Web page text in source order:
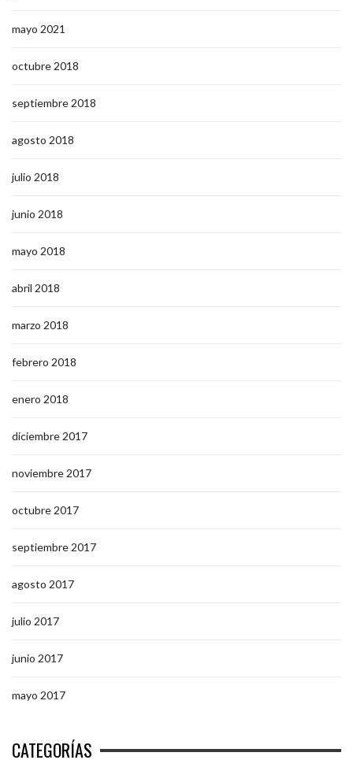
mayo 2021
octubre 2018
septiembre 2018
agosto 2018
julio 2018
junio 2018
mayo 2018
abril 2018
marzo 2018
febrero 2018
enero 2018
diciembre 2017
noviembre 2017
octubre 2017
septiembre 2017
agosto 2017
julio 2017
junio 2017
mayo 2017
CATEGORÍAS